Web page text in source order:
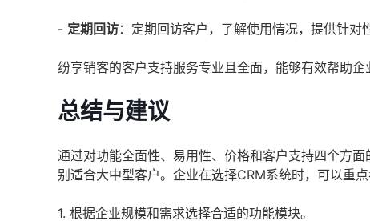
- 定期回访：定期回访客户，了解使用情况，提供针对
纷享销客的客户支持服务专业且全面，能够有效帮助
总结与建议
通过对功能全面性、易用性、价格和客户支持四个方
别适合大中型客户。企业在选择CRM系统时，可以重点
1. 根据企业规模和需求选择合适的功能模块。